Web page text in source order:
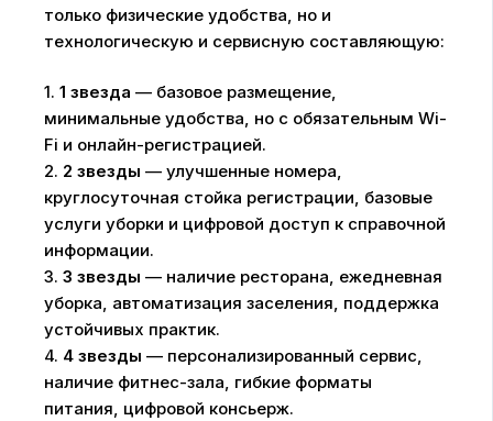
только физические удобства, но и
технологическую и сервисную составляющую:
1.1 звезда — базовое размещение,
минимальные удобства, но с обязательным Wi-
Fi и онлайн-регистрацией.
2. 2 звезды — улучшенные номера,
круглосуточная стойка регистрации, базовые
услуги уборки и цифровой доступ к справочной
информации.
3.3 звезды — наличие ресторана, ежедневная
уборка, автоматизация заселения, поддержка
устойчивых практик.
4. 4 звезды — персонализированный сервис,
наличие фитнес-зала, гибкие форматы
питания, цифровой консьерж.